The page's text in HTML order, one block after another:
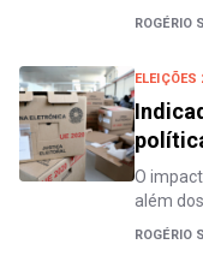
ROGÉRIO
ELEIÇÕES
O
além
ROGÉRIO